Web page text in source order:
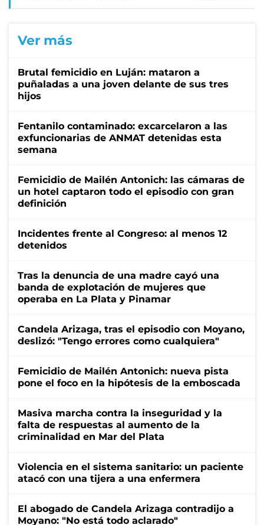
Ver más
Brutal femicidio en Luján: mataron a
puñaladas a una joven delante de sus tres
hijos
Fentanilo contaminado: excarcelaron a las
exfuncionarias de ANMAT detenidas esta
semana
Femicidio de Mailén Antonich: las cámaras de
un hotel captaron todo el episodio con gran
definición
Incidentes frente al Congreso: al menos 12
detenidos
Tras la denuncia de una madre cayó una
banda de explotación de mujeres que
operaba en La Plata y Pinamar
Candela Arizaga, tras el episodio con Moyano,
deslizó: "Tengo errores como cualquiera"
Femicidio de Mailén Antonich: nueva pista
pone el foco en la hipótesis de la emboscada
Masiva marcha contra la inseguridad y la
falta de respuestas al aumento de la
criminalidad en Mar del Plata
Violencia en el sistema sanitario: un paciente
atacó con una tijera a una enfermera
El abogado de Candela Arizaga contradijo a
Moyano: "No está todo aclarado"